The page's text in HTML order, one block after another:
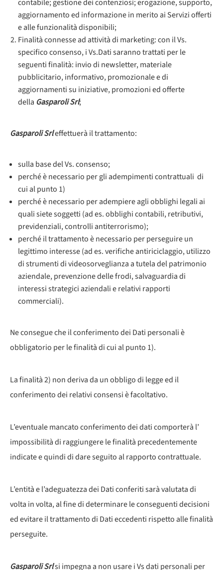
contabile; gestione dei contenziosi; erogazione, supporto,
aggiornamento ed informazione in merito ai Servizi offerti
e alle funzionalità disponibili;
Finalità connesse ad attività di marketing: con il Vs.
specifico consenso, i Vs.Dati saranno trattati per le
seguenti finalità: invio di newsletter, materiale
pubblicitario, informativo, promozionale e di
aggiornamenti su iniziative, promozioni ed offerte
della Gasparoli Srl;
Gasparoli Srleffettuerà il trattamento:
sulla base del Vs. consenso;
perché è necessario per gli adempimenti contrattuali di
cui al punto 1)
perché è necessario per adempiere agli obblighi legali ai
quali siete soggetti (ad es. obblighi contabili, retributivi,
previdenziali, controlli antiterrorismo);
perché il trattamento è necessario per perseguire un
legittimo interesse (ad es. verifiche antiriciclaggio, utilizzo
di strumenti di videosorveglianza a tutela del patrimonio
aziendale, prevenzione delle frodi, salvaguardia di
interessi strategici aziendali e relativi rapporti
commerciali).
Ne consegue che il conferimento dei Dati personali è
obbligatorio per le finalità di cui al punto 1).
La finalità 2) non deriva da un obbligo di legge ed il
conferimento dei relativi consensi è facoltativo.
L’eventuale mancato conferimento dei dati comporterà l’
impossibilità di raggiungere le finalità precedentemente
indicate e quindi di dare seguito al rapporto contrattuale.
L’entità e l’adeguatezza dei Dati conferiti sarà valutata di
volta in volta, al fine di determinare le conseguenti decisioni
ed evitare il trattamento di Dati eccedenti rispetto alle finalità
perseguite.
Gasparoli Srlsi impegna a non usare i Vs dati personali per